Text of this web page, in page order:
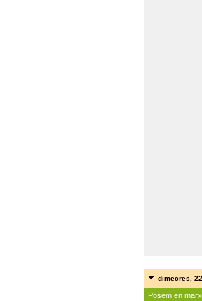
dimecres,
Posem en